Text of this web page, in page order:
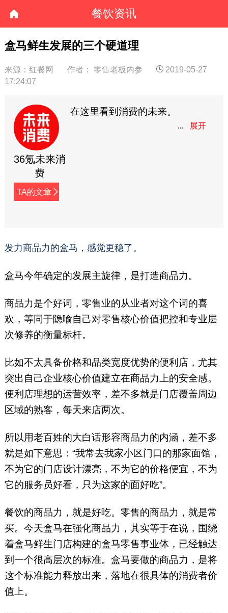
餐饮资讯
盒马鲜生发展的三个硬道理
来源：红餐网 作者： 零售老板内参
2019-05-27
17:24:07
36氪未来消
费
TA的文章
在这里看到消费的未来。
发力商品力的盒马，感觉更稳了。
盒马今年确定的发展主旋律，是打造商品力。
商品力是个好词，零售业的从业者对这个词的喜
欢，等同于隐喻自己对零售核心价值把控和专业层
次修养的衡量标杆。
比如不太具备价格和品类宽度优势的便利店，尤其
突出自己企业核心价值建立在商品力上的安全感。
便利店理想的运营效率，差不多就是门店覆盖周边
区域的熟客，每天来店两次。
所以用老百姓的大白话形容商品力的内涵，差不多
就是如下意思：“我常去我家小区门口的那家面馆，
不为它的门店设计漂亮，不为它的价格便宜，不为
它的服务员好看，只为这家的面好吃”。
餐饮的商品力，就是好吃。零售的商品力，就是常
买。今天盒马在强化商品力，其实等于在说，围绕
着盒马鲜生门店构建的盒马零售事业体，已经触达
到一个很高层次的标准。盒马要做的商品力，是将
这个标准能力释放出来，落地在很具体的消费者价
值上。